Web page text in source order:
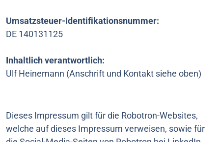
Umsatzsteuer-Identifikationsnummer:
DE 140131125
Inhaltlich verantwortlich:
Ulf Heinemann (Anschrift und Kontakt siehe oben)
Dieses Impressum gilt für die Robotron-Websites,
welche auf dieses Impressum verweisen, sowie für